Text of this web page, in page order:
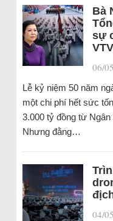
Bà
sự
06/
Lễ kỷ niệm 50 năm
một chi phí hết sức
3.000 tỷ đồng từ
Nhưng đằng…
04/